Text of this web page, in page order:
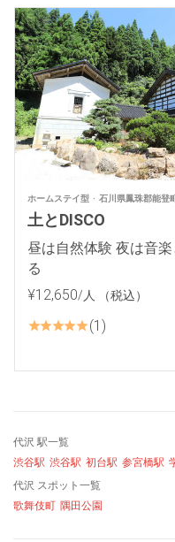
ホームステイ型 石川県鳳珠郡能登町
土とDISCO
昼は自然体験 夜は音
る
¥12,650/人 （税込）
1
代沢 駅一覧
渋谷駅 渋谷駅 初台駅 参宮橋駅
代沢 スポット一覧
歌舞伎町 隅田公園